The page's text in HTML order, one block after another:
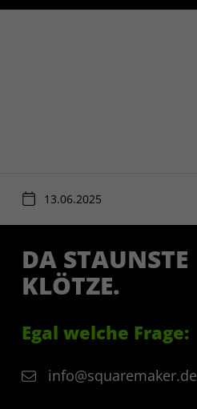
13.06.2025
DA STAUNSTE
KLÖTZE.
Egal welche Frage:
info@squaremaker.de